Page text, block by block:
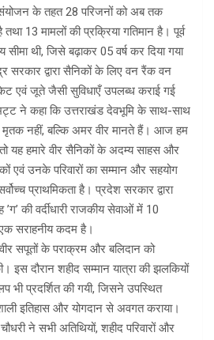
संयोजन के तहत 28 परिजनों को अब तक
13 मामलों की प्रक्रिया गतिमान है। पूर्व
थी, जिसे बढ़ाकर 05 वर्ष कर दिया गया
सरकार द्वारा सैनिकों के लिए वन रैंक वन
जूते जैसी सुविधाएँ उपलब्ध कराई गई
ने कहा कि उत्तराखंड देवभूमि के साथ-साथ
मृतक नहीं, बल्कि अमर वीर मानते हैं। आज हम
यह हमारे वीर सैनिकों के अदम्य साहस और
एवं उनके परिवारों का सम्मान और सहयोग
प्राथमिकता है। प्रदेश सरकार द्वारा
की वर्दीधारी राजकीय सेवाओं में 10
सराहनीय कदम है।
सपूतों के पराक्रम और बलिदान को
इस दौरान शहीद सम्मान यात्रा की झलकियों
भी प्रदर्शित की गयी, जिसने उपस्थित
इतिहास और योगदान से अवगत कराया।
ने सभी अतिथियों, शहीद परिवारों और